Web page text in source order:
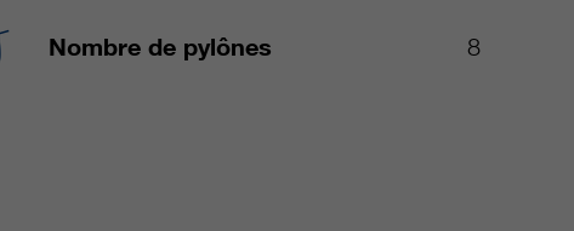
Nombre de pylônes 8